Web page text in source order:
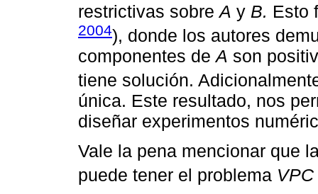
restrictivas sobreA y B. Esto
2004), donde los autores
componentes deA son
tiene solución.
única. Este resultado, nos
diseñar experimentos
Vale la pena mencionar que
puede tener el problema